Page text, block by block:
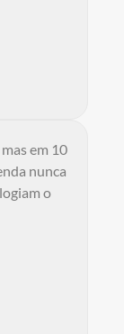
em 10
nunca
o